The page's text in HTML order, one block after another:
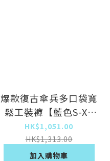
爆款復古傘兵多口袋寬
鬆工裝褲【藍色S-XL
碼，下單後與客服確認
發貨尺碼】
HK$1,051.00
HK$1,313.00
加入購物車